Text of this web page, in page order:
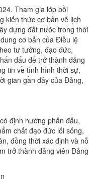
Tham gia lớp bồi
kiến thức cơ bản về lịch
dựng đất nước trong thời
cơ bản của Điều lệ
tư tưởng, đạo đức,
đấu để trở thành đảng
tin về tình hình thời sự,
gian gần đây của Đảng,
định hướng phấn đấu,
chất đạo đức lối sống,
đồng thời xác định và nỗ
trở thành đảng viên Đảng